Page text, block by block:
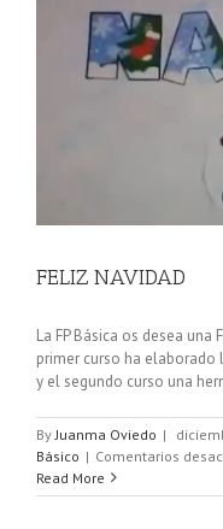
FELIZ NAVIDAD
La FP Básica os desea una
primer curso ha elaborado
y el segundo curso una
By Juanma Oviedo |
Básico | Comentarios
Read More